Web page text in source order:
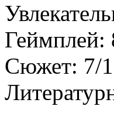
Геймплей:
Сюжет: 7/